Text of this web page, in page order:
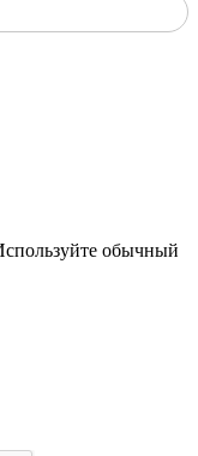
обычный